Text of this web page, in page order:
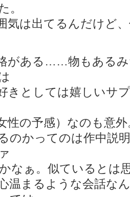
。
気は出てるんだけど
がある……物もあるみ
きとしては嬉しいサ
性の予感）なのも意外
のかってのは作中説
なぁ。似ているとは
温まるような会話な